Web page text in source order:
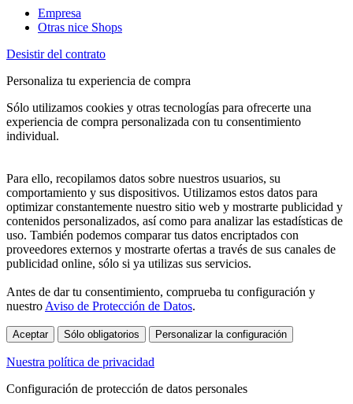
Empresa
Otras nice Shops
Desistir del contrato
Personaliza tu experiencia de compra
Sólo utilizamos cookies y otras tecnologías para ofrecerte una
experiencia de compra personalizada con tu consentimiento
individual.
Para ello, recopilamos datos sobre nuestros usuarios, su
comportamiento y sus dispositivos. Utilizamos estos datos para
optimizar constantemente nuestro sitio web y mostrarte publicidad y
contenidos personalizados, así como para analizar las estadísticas de
uso. También podemos comparar tus datos encriptados con
proveedores externos y mostrarte ofertas a través de sus canales de
publicidad online, sólo si ya utilizas sus servicios.
Antes de dar tu consentimiento, comprueba tu configuración y
nuestro Aviso de Protección de Datos.
Aceptar Sólo obligatorios Personalizar la configuración
Nuestra política de privacidad
Configuración de protección de datos personales